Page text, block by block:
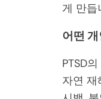
게 만듭
어떤
PTSD
자연 재